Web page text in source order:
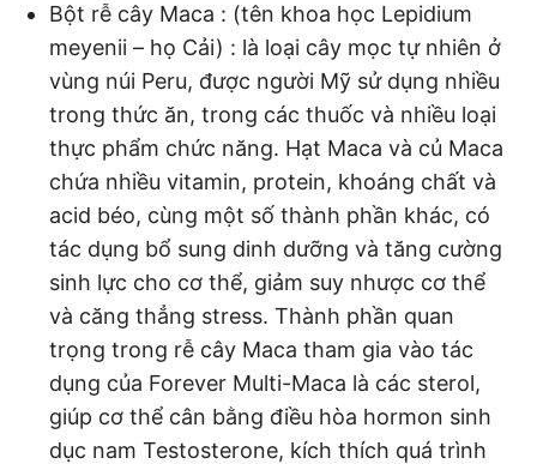
Bột rễ cây Maca : (tên khoa học Lepidium
meyenii – họ Cải) : là loại cây mọc tự nhiên ở
vùng núi Peru, được người Mỹ sử dụng nhiều
trong thức ăn, trong các thuốc và nhiều loại
thực phẩm chức năng. Hạt Maca và củ Maca
chứa nhiều vitamin, protein, khoáng chất và
acid béo, cùng một số thành phần khác, có
tác dụng bổ sung dinh dưỡng và tăng cường
sinh lực cho cơ thể, giảm suy nhược cơ thể
và căng thẳng stress. Thành phần quan
trọng trong rễ cây Maca tham gia vào tác
dụng của Forever Multi-Maca là các sterol,
giúp cơ thể cân bằng điều hòa hormon sinh
dục nam Testosterone, kích thích quá trình